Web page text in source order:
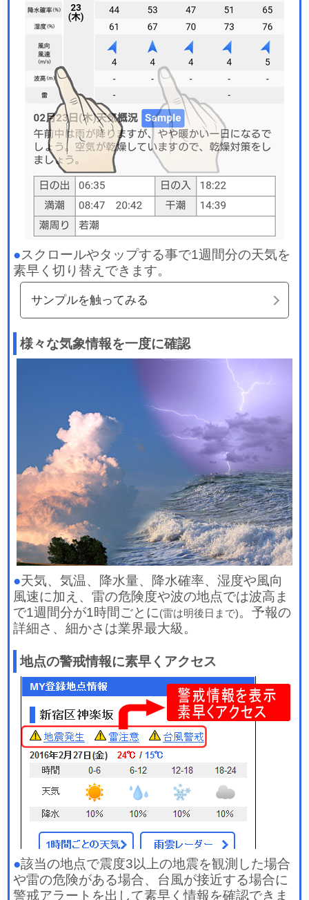
●スクロールやタップする事で1週間分の天気を
素早く切り替えできます。
サンプルを触ってみる
様々な気象情報を一度に確認
●天気、気温、降水量、降水確率、湿度や風向
風速に加え、雷の危険度や波の地点では波高ま
で1週間分が1時間ごとに(雷は明後日まで)。予報の
詳細さ、細かさは業界最大級。
地点の警戒情報に素早くアクセス
●該当の地点で震度3以上の地震を観測した場合
や雷の危険がある場合、台風が接近する場合に
警戒アラートを出して素早く情報を確認できま